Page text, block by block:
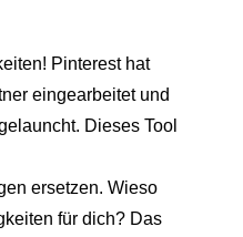
Pinterest hat
eingearbeitet und
Dieses Tool
ersetzen. Wieso
für dich? Das